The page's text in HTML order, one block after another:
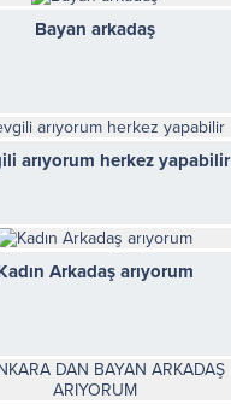
Bayan arkadaş
arıyorum herkez yapabilir
Arkadaş arıyorum